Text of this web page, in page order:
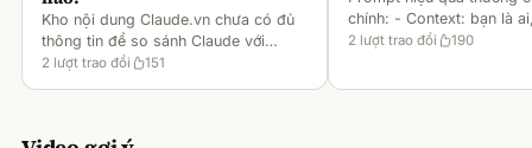
Kho nội dung Claude.vn chưa có đủ
thông tin để so sánh Claude với
ChatGPT. Hiện chỉ có tài liệu về
2 lượt trao đổi 151
chính: - Context: bạn là
gì [1][2][6] - Task: muốn
2 lượt trao đổi 190